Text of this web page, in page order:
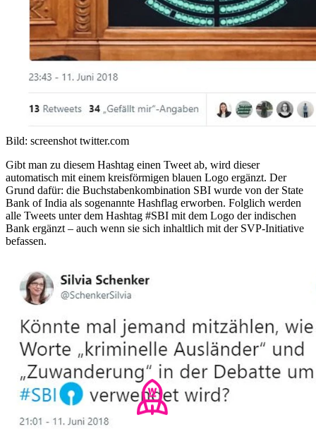
Bild: screenshot twitter.com
Gibt man zu diesem Hashtag einen Tweet ab, wird dieser
automatisch mit einem kreisförmigen blauen Logo ergänzt. Der
Grund dafür: die Buchstabenkombination SBI wurde von der State
Bank of India als sogenannte Hashflag erworben. Folglich werden
alle Tweets unter dem Hashtag #SBI mit dem Logo der indischen
Bank ergänzt – auch wenn sie sich inhaltlich mit der SVP-Initiative
befassen.